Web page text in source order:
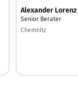
Alexander Lorenz
Senior Berater
Chemnitz